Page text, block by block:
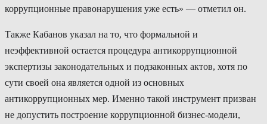
коррупционные правонарушения уже есть» — отметил он.
Также Кабанов указал на то, что формальной и
неэффективной остается процедура антикоррупционной
экспертизы законодательных и подзаконных актов, хотя по
сути своей она является одной из основных
антикоррупционных мер. Именно такой инструмент призван
не допустить построение коррупционной бизнес-модели,